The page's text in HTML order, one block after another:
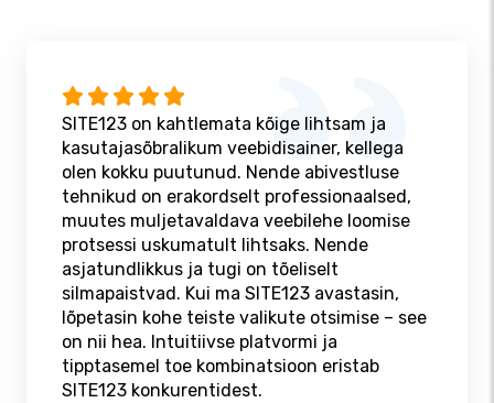
SITE123 on kahtlemata kõige lihtsam ja
kasutajasõbralikum veebidisainer, kellega
olen kokku puutunud. Nende abivestluse
tehnikud on erakordselt professionaalsed,
muutes muljetavaldava veebilehe loomise
protsessi uskumatult lihtsaks. Nende
asjatundlikkus ja tugi on tõeliselt
silmapaistvad. Kui ma SITE123 avastasin,
lõpetasin kohe teiste valikute otsimise – see
on nii hea. Intuitiivse platvormi ja
tipptasemel toe kombinatsioon eristab
SITE123 konkurentidest.